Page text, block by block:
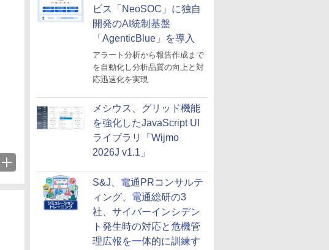
ビス「NeoSOC」に独自
開発のAI統制基盤
「AgenticBlue」を導入
アラート分析から報告作成まで
を自動化し分析品質の向上と対
応迅速化を実現
メシウス、グリッド機能
を強化したJavaScript UI
ライブラリ「Wijmo
2026J v1.1」
S&J、電通PRコンサルテ
ィング、電通総研の3
社、サイバーインシデン
ト発生時の対応と危機管
理広報を一体的に訓練す